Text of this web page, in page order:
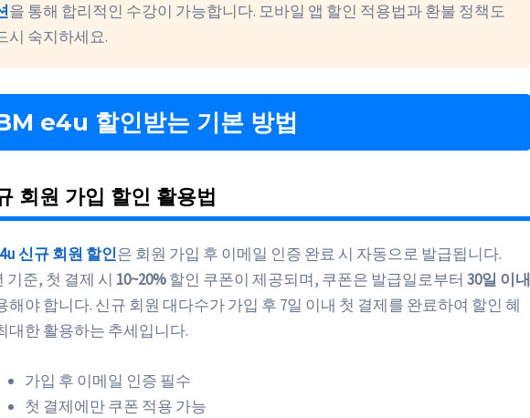
을 통해 합리적인 수강이 가능합니다. 모바일 앱 할인 적용법과 환불 정책도
시 숙지하세요.
e4u 할인받는 기본 방법
회원 가입 할인 활용법
신규 회원 할인은 회원 가입 후 이메일 인증 완료 시 자동으로 발급됩니다.
기준, 첫 결제 시 10~20%할인 쿠폰이 제공되며, 쿠폰은 발급일로부터 30일 이내
해야 합니다. 신규 회원 대다수가 가입 후 7일 이내 첫 결제를 완료하여 할인 혜
대한 활용하는 추세입니다.
가입 후 이메일 인증 필수
첫 결제에만 쿠폰 적용 가능